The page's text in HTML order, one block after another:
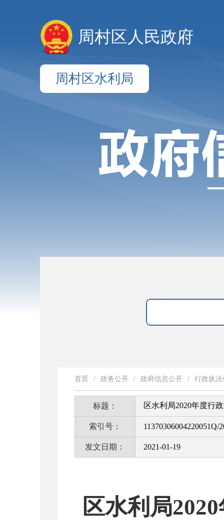
周村区人民政府
周村区水利局
首页 / 政务公开 / 政府信息公开 / 行政执法
标题： 区水利局2020年度行
索引号： 11370306004220051Q/
发文日期： 2021-01-19
区水利局